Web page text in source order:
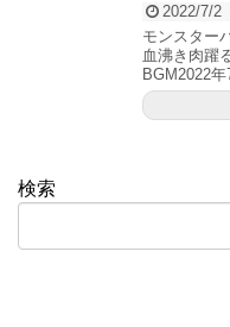
2022/7/2
モンスター
血沸き肉躍
BGM2022
検索